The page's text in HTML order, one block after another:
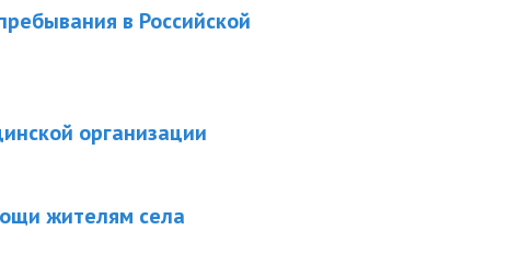
в Российской
организации
жителям села